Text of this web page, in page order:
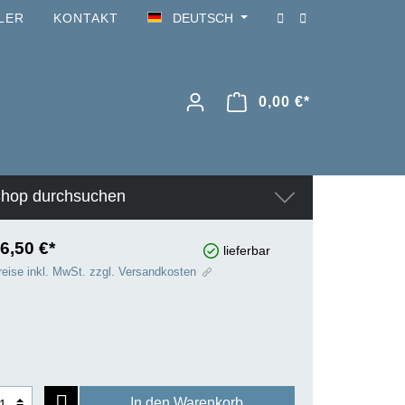
KONTAKT DEUTSCH
0,00 €*
durchsuchen
€* lieferbar
inkl. MwSt. zzgl. Versandkosten